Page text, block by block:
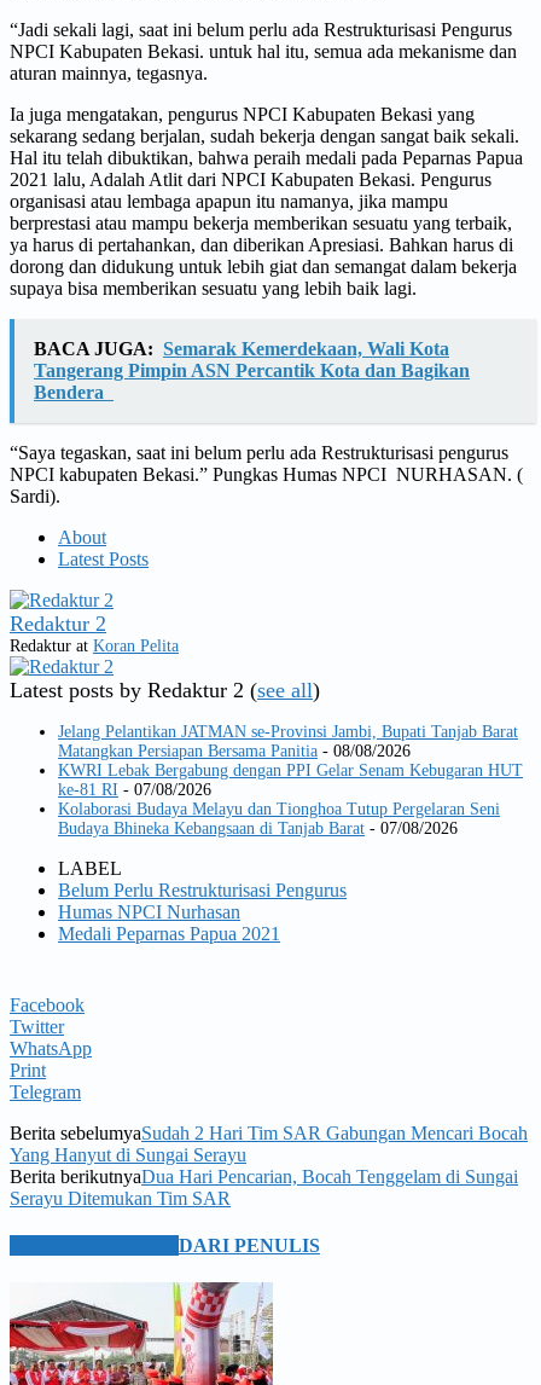
“Jadi sekali lagi, saat ini belum perlu ada Restrukturisasi Pengurus
NPCI Kabupaten Bekasi. untuk hal itu, semua ada mekanisme dan
aturan mainnya, tegasnya.
Ia juga mengatakan, pengurus NPCI Kabupaten Bekasi yang
sekarang sedang berjalan, sudah bekerja dengan sangat baik sekali.
Hal itu telah dibuktikan, bahwa peraih medali pada Peparnas Papua
2021 lalu, Adalah Atlit dari NPCI Kabupaten Bekasi. Pengurus
organisasi atau lembaga apapun itu namanya, jika mampu
berprestasi atau mampu bekerja memberikan sesuatu yang terbaik,
ya harus di pertahankan, dan diberikan Apresiasi. Bahkan harus di
dorong dan didukung untuk lebih giat dan semangat dalam bekerja
supaya bisa memberikan sesuatu yang lebih baik lagi.
BACA JUGA: Semarak Kemerdekaan, Wali Kota
Tangerang Pimpin ASN Percantik Kota dan Bagikan
Bendera
“Saya tegaskan, saat ini belum perlu ada Restrukturisasi pengurus
NPCI kabupaten Bekasi.” Pungkas Humas NPCI NURHASAN. (
Sardi).
About
Latest Posts
Redaktur 2
Redaktur at Koran Pelita
Latest posts by Redaktur 2 (see all)
Jelang Pelantikan JATMAN se-Provinsi Jambi, Bupati Tanjab Barat
Matangkan Persiapan Bersama Panitia - 08/08/2026
KWRI Lebak Bergabung dengan PPI Gelar Senam Kebugaran HUT
ke-81 RI - 07/08/2026
Kolaborasi Budaya Melayu dan Tionghoa Tutup Pergelaran Seni
Budaya Bhineka Kebangsaan di Tanjab Barat - 07/08/2026
LABEL
Belum Perlu Restrukturisasi Pengurus
Humas NPCI Nurhasan
Medali Peparnas Papua 2021
Facebook
Twitter
WhatsApp
Print
Telegram
Berita sebelumyaSudah 2 Hari Tim SAR Gabungan Mencari Bocah
Yang Hanyut di Sungai Serayu
Berita berikutnyaDua Hari Pencarian, Bocah Tenggelam di Sungai
Serayu Ditemukan Tim SAR
DARI PENULIS